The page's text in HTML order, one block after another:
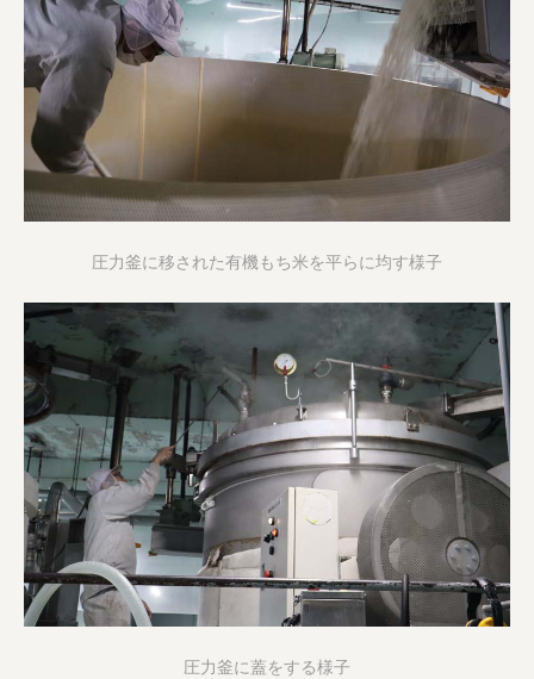
圧力釜に移された有機もち米を平らに均す様子
圧力釜に蓋をする様子